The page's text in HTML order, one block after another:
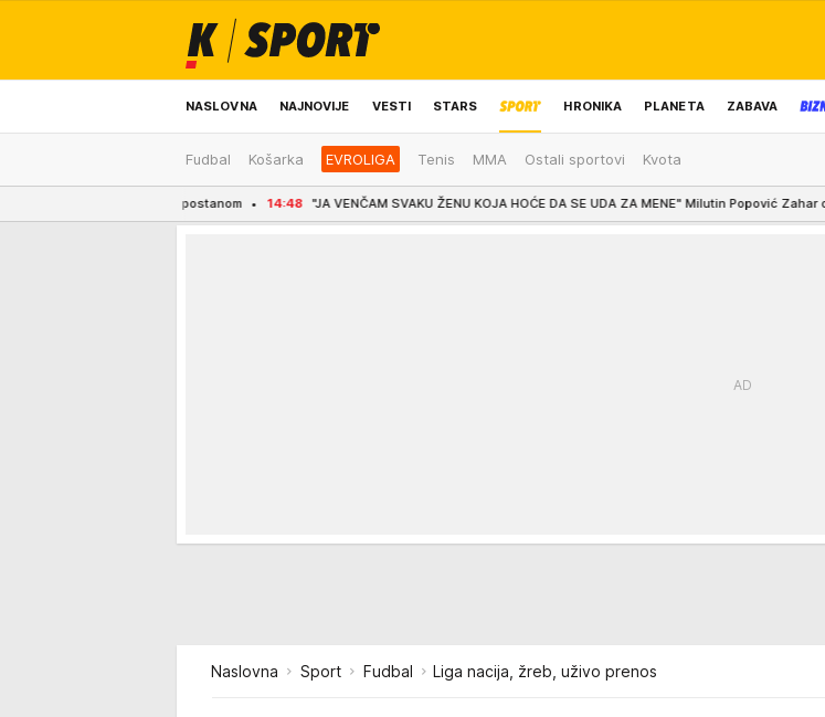
NASLOVNA NAJNOVIJE VESTI STARS HRONIKA PLANETA ZABAVA
ODRŽIVA BUDUĆNOST REGION NEWS IZBOR UREDNIKA
Fudbal Košarka EVROLIGA Tenis MMA Ostali sportovi Kvota
14:48 "JA VENČAM SVAKU ŽENU KOJA HOĆE DA SE UDA ZA MENE" Milutin Popović Zahar o svom ljubavnom
Naslovna Sport Fudbal Liga nacija, žreb, uživo prenos